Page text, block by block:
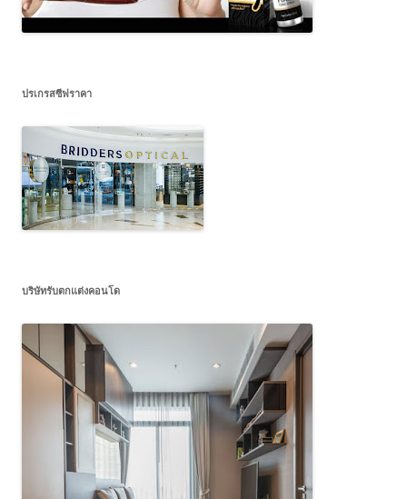
ปรเกรสซีฟราคา
บริษัทรับตกแต่งคอนโด